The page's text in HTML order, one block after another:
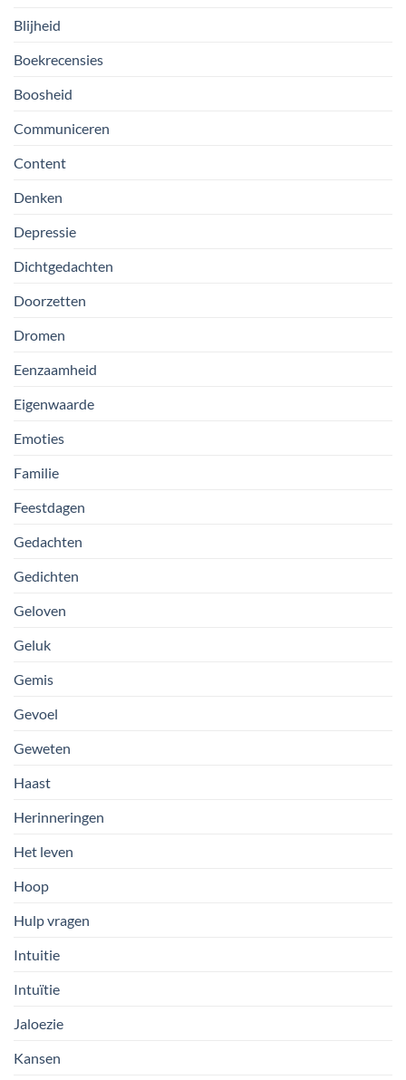
Blijheid
Boekrecensies
Boosheid
Communiceren
Content
Denken
Depressie
Dichtgedachten
Doorzetten
Dromen
Eenzaamheid
Eigenwaarde
Emoties
Familie
Feestdagen
Gedachten
Gedichten
Geloven
Geluk
Gemis
Gevoel
Geweten
Haast
Herinneringen
Het leven
Hoop
Hulp vragen
Intuitie
Intuïtie
Jaloezie
Kansen